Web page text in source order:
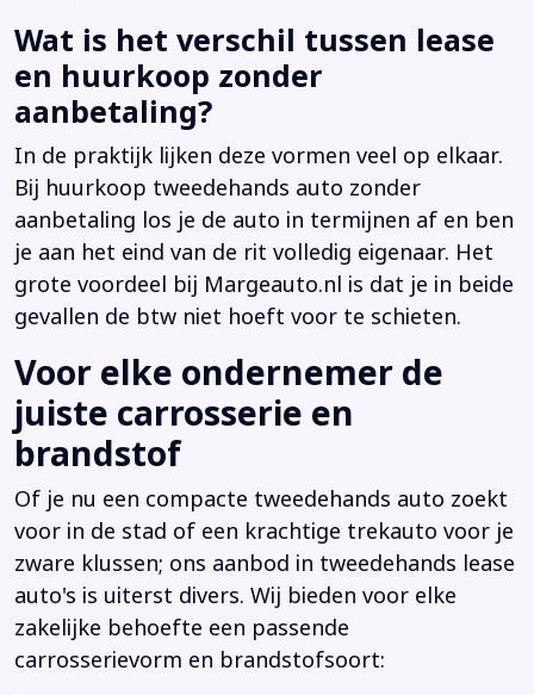
Wat is het verschil tussen lease
en huurkoop zonder
aanbetaling?
In de praktijk lijken deze vormen veel op elkaar.
Bij huurkoop tweedehands auto zonder
aanbetaling los je de auto in termijnen af en ben
je aan het eind van de rit volledig eigenaar. Het
grote voordeel bij Margeauto.nl is dat je in beide
gevallen de btw niet hoeft voor te schieten.
Voor elke ondernemer de
juiste carrosserie en
brandstof
Of je nu een compacte tweedehands auto zoekt
voor in de stad of een krachtige trekauto voor je
zware klussen; ons aanbod in tweedehands lease
auto's is uiterst divers. Wij bieden voor elke
zakelijke behoefte een passende
carrosserievorm en brandstofsoort: